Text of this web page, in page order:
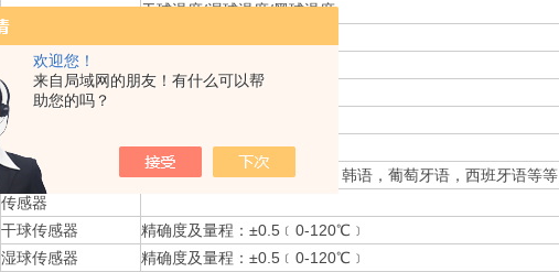
欢迎您！
来自局域网的朋友！有什么可以帮
助您的吗？
测量参数
干球温度/湿球温度/黑球温度
WBGT﹝室外﹞指数
温度读数
℃或℉
语言显示
中文，英文，德语，意大利，韩语，葡萄牙语，西班牙语等等
传感器
干球传感器
精确度及量程：±0.5﹝0-120℃﹞
湿球传感器
精确度及量程：±0.5﹝0-120℃﹞